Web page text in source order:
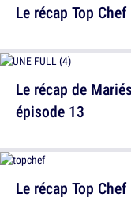
Le récap Top
Le récap Top
Le récap de
épisode 13